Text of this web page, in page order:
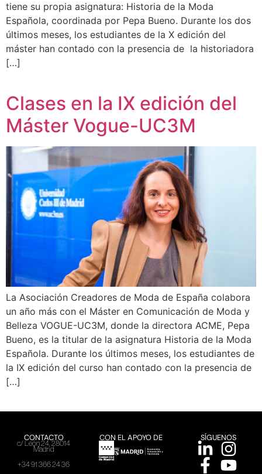
tiene su propia asignatura: Historia de la Moda
Española, coordinada por Pepa Bueno. Durante los dos
últimos meses, los estudiantes de la X edición del
máster han contado con la presencia de la historiadora
[…]
Clases en la IX edición del
Máster Vogue-UC3M
La Asociación Creadores de Moda de España colabora
un año más con el Máster en Comunicación de Moda y
Belleza VOGUE-UC3M, donde la directora ACME, Pepa
Bueno, es la titular de la asignatura Historia de la Moda
Española. Durante los últimos meses, los estudiantes de
la IX edición del curso han contado con la presencia de
[…]
CONTACTO
c/ León 24, 28014
Madrid
+34 91 366 24 36
CON EL APOYO DE SÍGUENOS